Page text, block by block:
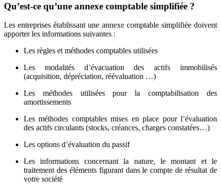
Qu’est-ce qu’une annexe comptable simplifiée ?
Les entreprises établissant une annexe comptable simplifiée doivent
apporter les informations suivantes :
Les règles et méthodes comptables utilisées
Les modalités d’évacuation des actifs immobilisés
(acquisition, dépréciation, réévaluation …)
Les méthodes utilisées pour la comptabilisation des
amortissements
Les méthodes comptables mises en place pour l’évaluation
des actifs circulants (stocks, créances, charges constatées…)
Les options d’évaluation du passif
Les informations concernant la nature, le montant et le
traitement des éléments figurant dans le compte de résultat de
votre société